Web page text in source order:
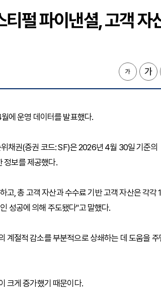
펄 파이낸셜, 고객 자
에 운영 데이터를 발표했다.
채권(증권 코드: SF)은 2026년 4월 30일 기준의
정보를 제공했다.
고, 총 고객 자산과 수수료 기반 고객 자산은 각각
성공에 의해 주도됐다"고 말했다.
계절적 감소를 부분적으로 상쇄하는 데 도움을 주
크게 증가했기 때문이다.